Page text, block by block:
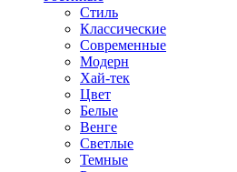
Стиль
Классические
Современные
Модерн
Хай-тек
Цвет
Белые
Венге
Светлые
Темные